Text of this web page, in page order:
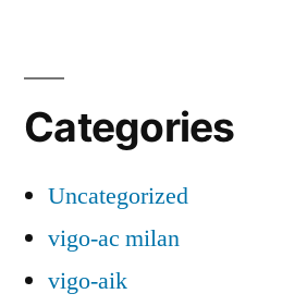
Categories
Uncategorized
vigo-ac milan
vigo-aik